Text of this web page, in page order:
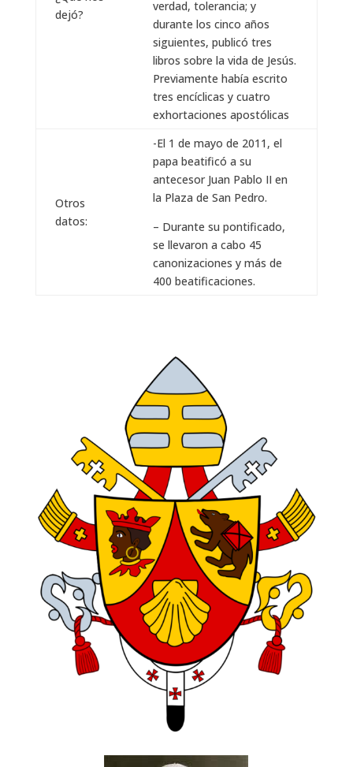
dejó?
verdad, tolerancia; y
durante los cinco años
siguientes, publicó tres
libros sobre la vida de Jesús.
Previamente había escrito
tres encíclicas y cuatro
exhortaciones apostólicas
Otros
datos:
-El 1 de mayo de 2011, el
papa beatificó a su
antecesor Juan Pablo II en
la Plaza de San Pedro.
– Durante su pontificado,
se llevaron a cabo 45
canonizaciones y más de
400 beatificaciones.